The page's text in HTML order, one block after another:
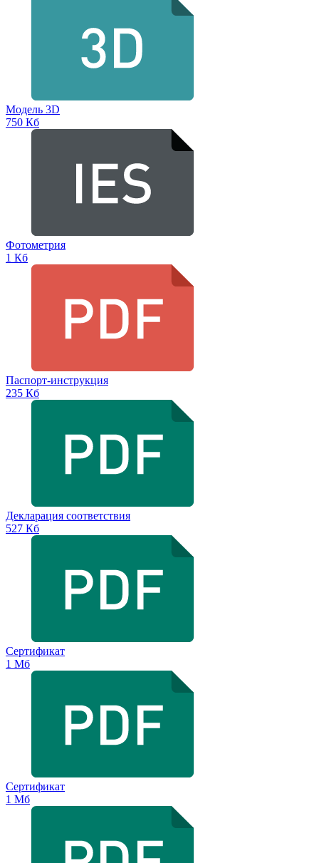
Модель 3D
750 Кб
Фотометрия
1 Кб
Паспорт-инструкция
235 Кб
Декларация соответствия
527 Кб
Сертификат
1 Мб
Сертификат
1 Мб